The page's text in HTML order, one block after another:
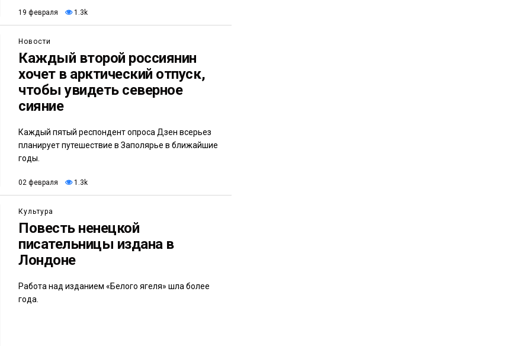
19 февраля 1.3k
Новости
Каждый второй россиянин
хочет в арктический отпуск,
чтобы увидеть северное
сияние
Каждый пятый респондент опроса Дзен всерьез
планирует путешествие в Заполярье в ближайшие
годы.
02 февраля 1.3k
Культура
Повесть ненецкой
писательницы издана в
Лондоне
Работа над изданием «Белого ягеля» шла более
года.